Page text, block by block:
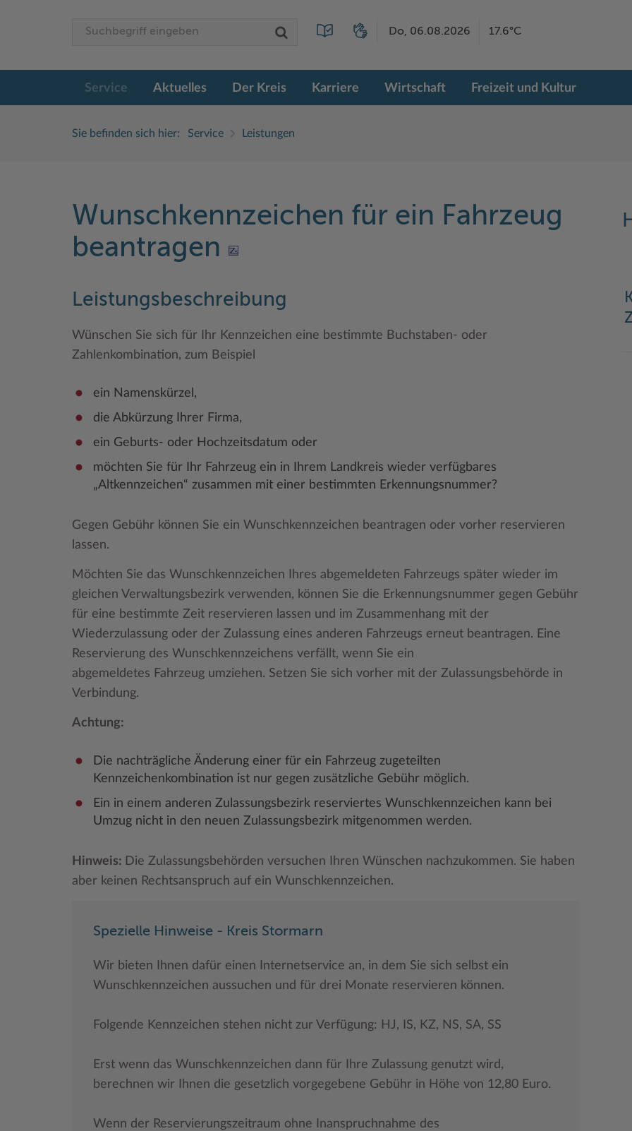
Do, 06.08.2026 17.6°C
Service Aktuelles Der Kreis Karriere Wirtschaft Freizeit und Kultur
Sie befinden sich hier: Service Leistungen
Wunschkennzeichen für ein Fahrzeug
beantragen
Leistungsbeschreibung
Wünschen Sie sich für Ihr Kennzeichen eine bestimmte Buchstaben- oder
Zahlenkombination, zum Beispiel
ein Namenskürzel,
die Abkürzung Ihrer Firma,
ein Geburts- oder Hochzeitsdatum oder
möchten Sie für Ihr Fahrzeug ein in Ihrem Landkreis wieder verfügbares
„Altkennzeichen“ zusammen mit einer bestimmten Erkennungsnummer?
Gegen Gebühr können Sie ein Wunschkennzeichen beantragen oder vorher reservieren
lassen.
Möchten Sie das Wunschkennzeichen Ihres abgemeldeten Fahrzeugs später wieder im
gleichen Verwaltungsbezirk verwenden, können Sie die Erkennungsnummer gegen Gebühr
für eine bestimmte Zeit reservieren lassen und im Zusammenhang mit der
Wiederzulassung oder der Zulassung eines anderen Fahrzeugs erneut beantragen. Eine
Reservierung des Wunschkennzeichens verfällt, wenn Sie ein
abgemeldetes Fahrzeug umziehen. Setzen Sie sich vorher mit der Zulassungsbehörde in
Verbindung.
Achtung:
Die nachträgliche Änderung einer für ein Fahrzeug zugeteilten
Kennzeichenkombination ist nur gegen zusätzliche Gebühr möglich.
Ein in einem anderen Zulassungsbezirk reserviertes Wunschkennzeichen kann bei
Umzug nicht in den neuen Zulassungsbezirk mitgenommen werden.
Hinweis: Die Zulassungsbehörden versuchen Ihren Wünschen nachzukommen. Sie haben
aber keinen Rechtsanspruch auf ein Wunschkennzeichen.
Spezielle Hinweise - Kreis Stormarn
Wir bieten Ihnen dafür einen Internetservice an, in dem Sie sich selbst ein
Wunschkennzeichen aussuchen und für drei Monate reservieren können.
Folgende Kennzeichen stehen nicht zur Verfügung: HJ, IS, KZ, NS, SA, SS
Erst wenn das Wunschkennzeichen dann für Ihre Zulassung genutzt wird,
berechnen wir Ihnen die gesetzlich vorgegebene Gebühr in Höhe von 12,80 Euro.
Wenn der Reservierungszeitraum ohne Inanspruchnahme des